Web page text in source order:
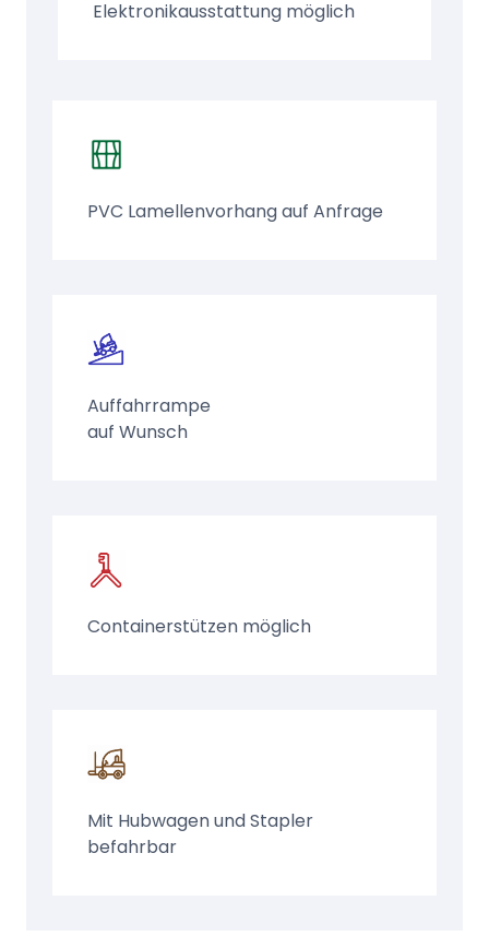
Elektronikausstattung möglich
PVC Lamellenvorhang auf Anfrage
Auffahrrampe
auf Wunsch
Containerstützen möglich
Mit Hubwagen und Stapler
befahrbar